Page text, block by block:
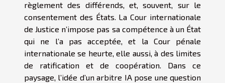
règlement des différends, et, souvent, sur le
consentement des États. La Cour internationale
de Justice n’impose pas sa compétence à un État
qui ne l’a pas acceptée, et la Cour pénale
internationale se heurte, elle aussi, à des limites
de ratification et de coopération. Dans ce
paysage, l’idée d’un arbitre IA pose une question